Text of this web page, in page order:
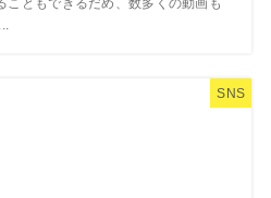
こともできるだめ、数多くの動画も
SNS